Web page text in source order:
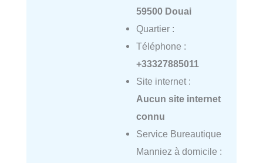
59500 Douai
Quartier :
Téléphone :
+33327885011
Site internet :
Aucun site internet
connu
Service Bureautique
Manniez à domicile :